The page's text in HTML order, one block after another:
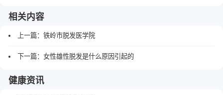
相关内容
上一篇： 铁岭市脱发医学院
下一篇： 女性雄性脱发是什么原因引起的
健康资讯